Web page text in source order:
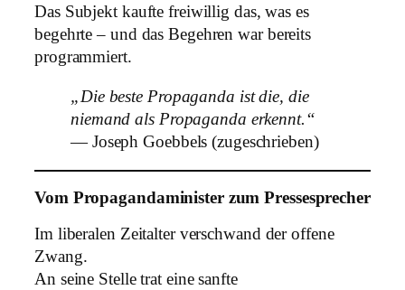
Das Subjekt kaufte freiwillig das, was es
begehrte – und das Begehren war bereits
programmiert.
„Die beste Propaganda ist die, die
niemand als Propaganda erkennt.“
— Joseph Goebbels (zugeschrieben)
Vom Propagandaminister zum Pressesprecher
Im liberalen Zeitalter verschwand der offene
Zwang.
An seine Stelle trat eine sanfte